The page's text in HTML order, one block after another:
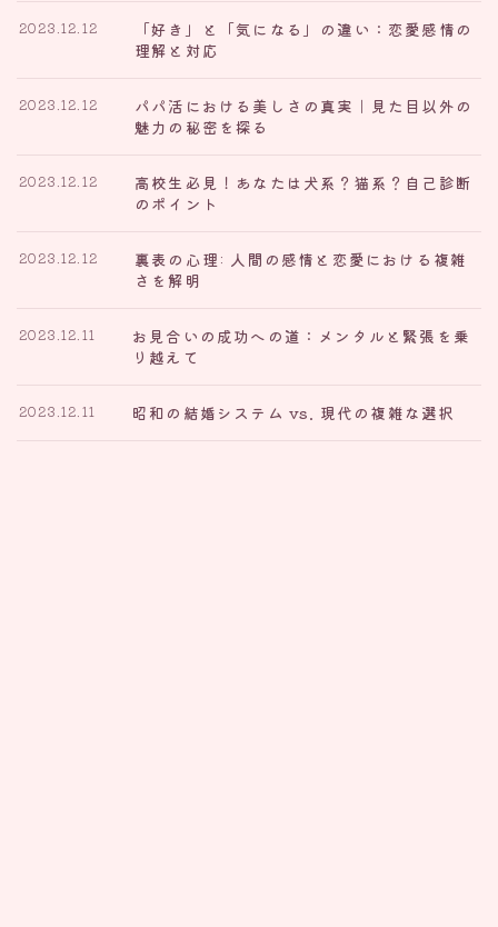
「好き」と「気になる」の違い：恋愛感情の
理解と対応
2023.12.12
パパ活における美しさの真実｜見た目以外の
魅力の秘密を探る
2023.12.12
高校生必見！あなたは犬系？猫系？自己診断
のポイント
2023.12.12
裏表の心理: 人間の感情と恋愛における複雑
さを解明
2023.12.12
お見合いの成功への道：メンタルと緊張を乗
り越えて
2023.12.11
昭和の結婚システム vs. 現代の複雑な選択
2023.12.11